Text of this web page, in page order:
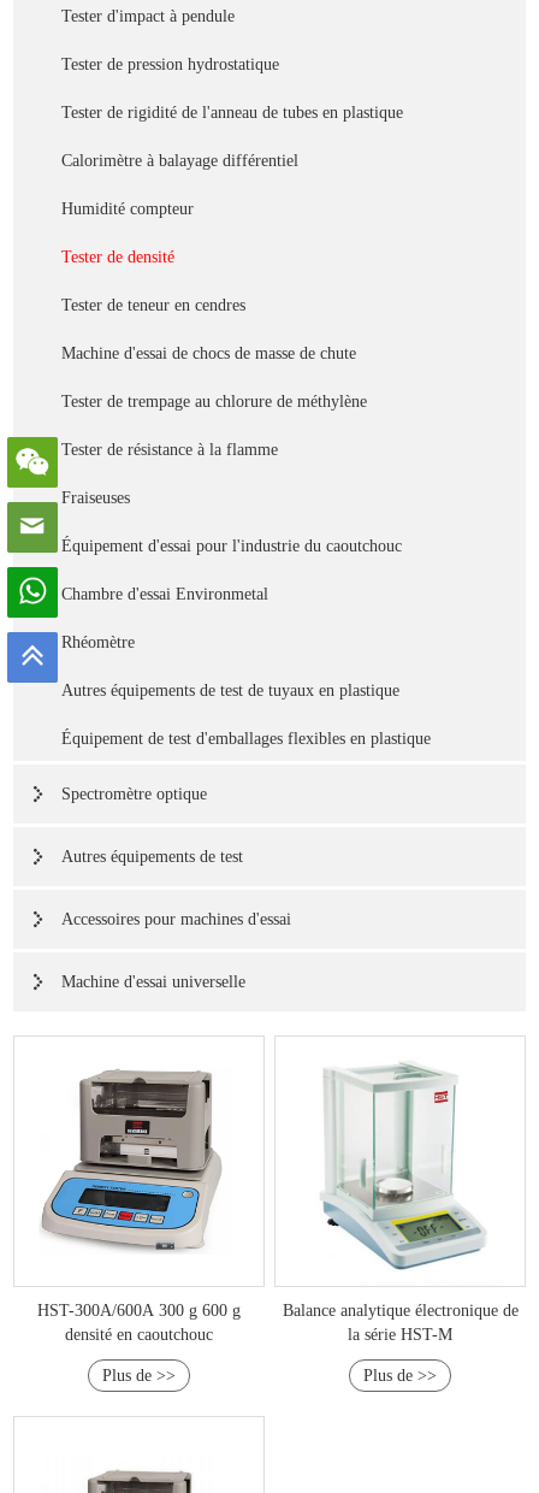
Tester d'impact à pendule
Tester de pression hydrostatique
Tester de rigidité de l'anneau de tubes en plastique
Calorimètre à balayage différentiel
Humidité compteur
Tester de densité
Tester de teneur en cendres
Machine d'essai de chocs de masse de chute
Tester de trempage au chlorure de méthylène
Tester de résistance à la flamme
Fraiseuses
Équipement d'essai pour l'industrie du caoutchouc
Chambre d'essai Environmetal
Rhéomètre
Autres équipements de test de tuyaux en plastique
Équipement de test d'emballages flexibles en plastique
Spectromètre optique
Autres équipements de test
Accessoires pour machines d'essai
Machine d'essai universelle
HST-300A/600A 300 g 600 g
densité en caoutchouc
Plus de >>
Balance analytique électronique de
la série HST-M
Plus de >>